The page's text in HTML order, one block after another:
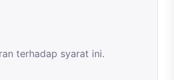
terhadap syarat ini.